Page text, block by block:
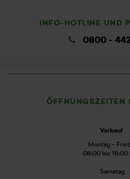
INFO-HOTLINE UND
0800 -
ÖFFNUNGSZEITEN
Verkauf
Montag –
08:00 bis 18:00
Samstag